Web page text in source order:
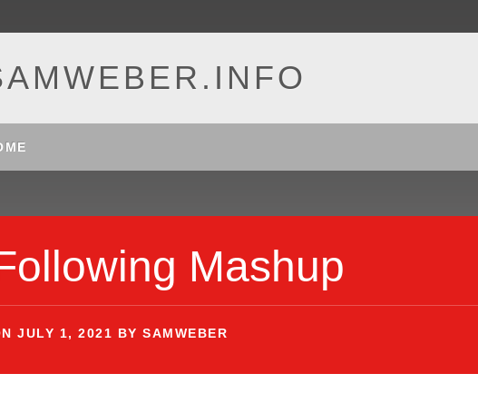
menu
Mashup
JULY 1, 2021 BYSAMWEBER